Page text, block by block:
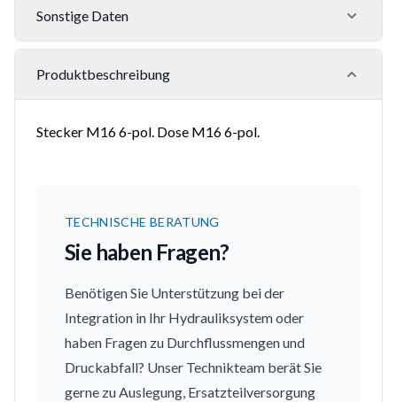
Sonstige Daten
Produktbeschreibung
Stecker M16 6-pol. Dose M16 6-pol.
TECHNISCHE BERATUNG
Sie haben Fragen?
Benötigen Sie Unterstützung bei der
Integration in Ihr Hydrauliksystem oder
haben Fragen zu Durchflussmengen und
Druckabfall? Unser Technikteam berät Sie
gerne zu Auslegung, Ersatzteilversorgung